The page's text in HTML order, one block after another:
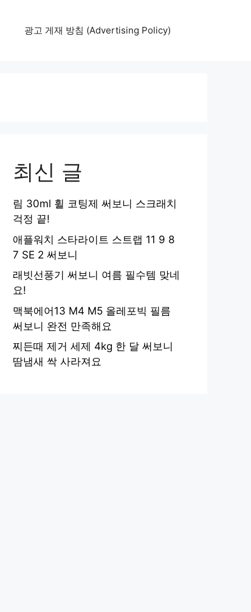
광고 게재 방침 (Advertising Policy)
최신 글
림 30ml 휠 코팅제 써보니 스크래치
걱정 끝!
애플워치 스타라이트 스트랩 11 9 8
7 SE 2 써보니
래빗선풍기 써보니 여름 필수템 맞네
요!
맥북에어13 M4 M5 올레포빅 필름
써보니 완전 만족해요
찌든때 제거 세제 4kg 한 달 써보니
땀냄새 싹 사라져요